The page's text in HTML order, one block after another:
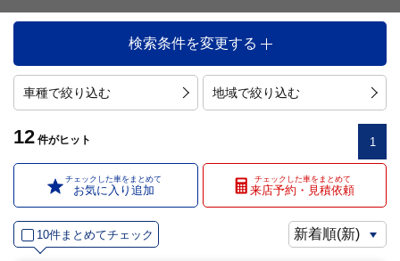
検索条件を変更する
車種で絞り込む 地域で絞り込む
12 件がヒット 1
チェックした車をまとめて
お気に入り追加
チェックした車をまとめて
来店予約・見積依頼
10件まとめてチェック